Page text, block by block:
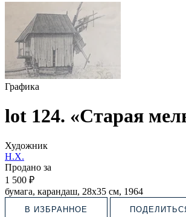
Графика
lot 124. «Старая
Художник
Н.Х.
Продано за
1 500 ₽
бумага, карандаш, 28х35 см, 1964
В ИЗБРАННОЕ